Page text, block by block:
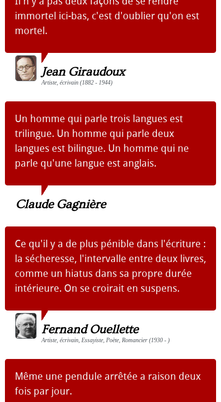
immortel ici-bas, c'est d'oublier qu'on est
mortel.
Jean Giraudoux
Artiste, écrivain (1882 - 1944)
Un homme qui parle trois langues est
trilingue. Un homme qui parle deux
langues est bilingue. Un homme qui ne
parle qu'une langue est anglais.
Claude Gagnière
Ce qu'il y a de plus pénible dans l'écriture :
la sécheresse, l'intervalle entre deux livres,
comme un hiatus dans sa propre durée
intérieure. On se croirait en suspens.
Fernand Ouellette
Artiste, écrivain, Essayiste, Poète, Romancier (1930 - )
Même une pendule arrêtée a raison deux
fois par jour.